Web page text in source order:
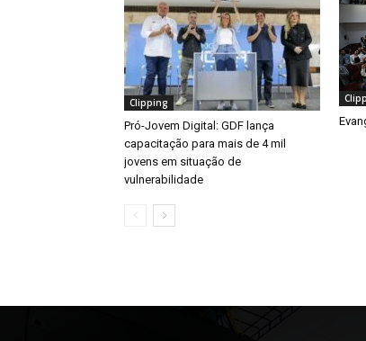
Clipping
Pró-Jovem Digital: GDF lança
capacitação para mais de 4 mil
jovens em situação de
vulnerabilidade